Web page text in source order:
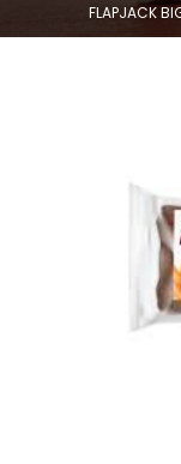
FLAPJACK